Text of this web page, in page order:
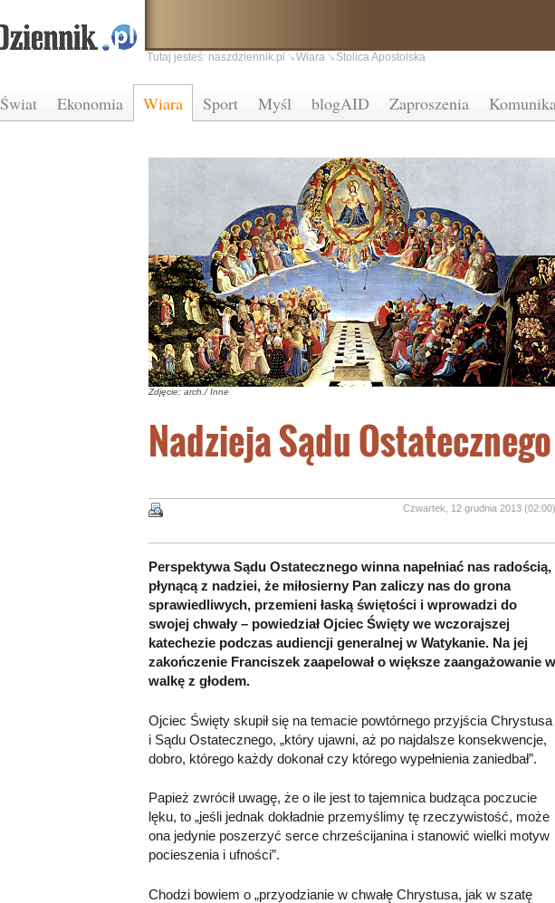
Świat Ekonomia Wiara Sport Myśl blogAID Zaproszenia
Tutaj jesteś: naszdziennik.pl Wiara Stolica Apostolska
Zdjęcie: arch./ Inne
Nadzieja Sądu Ostatecznego
Czwartek, 12 grudnia 2013 (02:00)
Perspektywa Sądu Ostatecznego winna napełniać nas radością,
płynącą z nadziei, że miłosierny Pan zaliczy nas do grona
sprawiedliwych, przemieni łaską świętości i wprowadzi do
swojej chwały – powiedział Ojciec Święty we wczorajszej
katechezie podczas audiencji generalnej w Watykanie. Na jej
zakończenie Franciszek zaapelował o większe zaangażowanie w
walkę z głodem.
Ojciec Święty skupił się na temacie powtórnego przyjścia Chrystusa
i Sądu Ostatecznego, „który ujawni, aż po najdalsze konsekwencje,
dobro, którego każdy dokonał czy którego wypełnienia zaniedbał”.
Papież zwrócił uwagę, że o ile jest to tajemnica budząca poczucie
lęku, to „jeśli jednak dokładnie przemyślimy tę rzeczywistość, może
ona jedynie poszerzyć serce chrześcijanina i stanowić wielki motyw
pocieszenia i ufności”.
Chodzi bowiem o „przyodzianie w chwałę Chrystusa, jak w szatę